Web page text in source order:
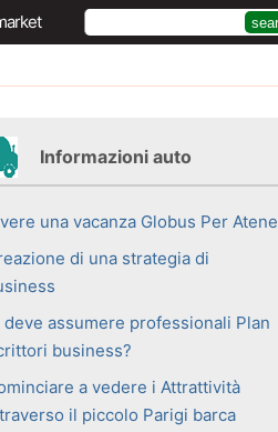
Informazioni auto
una vacanza Globus Per Atene
di una strategia di
deve assumere professionali Plan
business?
a vedere i Attrattività
il piccolo Parigi barca